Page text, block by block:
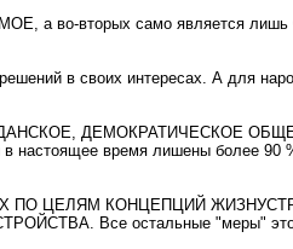
а во-вторых само является
в своих интересах. А для
время лишены более 90
ЦЕЛЯМ КОНЦЕПЦИЙ
Все остальные "меры" это